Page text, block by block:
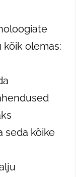
olemas:
seda kõike